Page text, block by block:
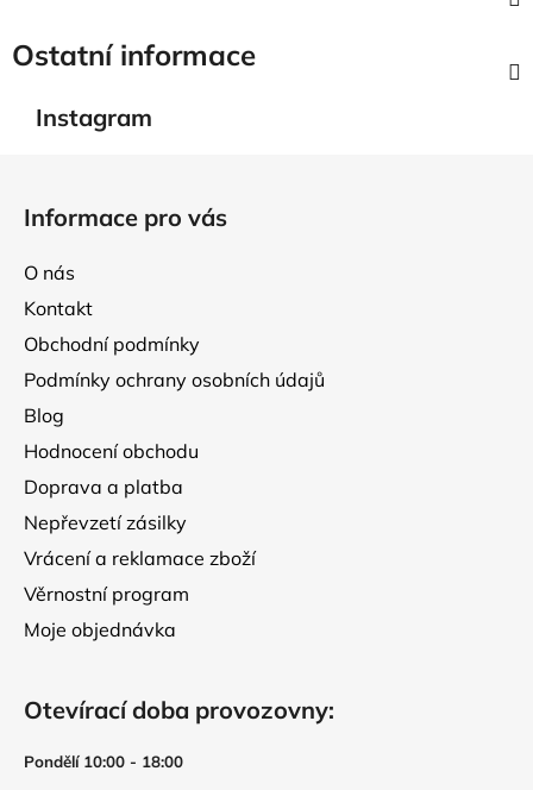
Ostatní informace
Instagram
Informace pro vás
O nás
Kontakt
Obchodní podmínky
Podmínky ochrany osobních údajů
Blog
Hodnocení obchodu
Doprava a platba
Nepřevzetí zásilky
Vrácení a reklamace zboží
Věrnostní program
Moje objednávka
Otevírací doba provozovny:
Pondělí 10:00 - 18:00